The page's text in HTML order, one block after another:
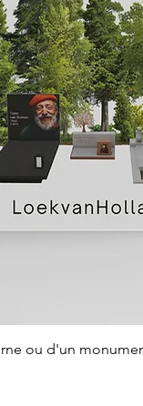
Aperçu rapide
ou d'un